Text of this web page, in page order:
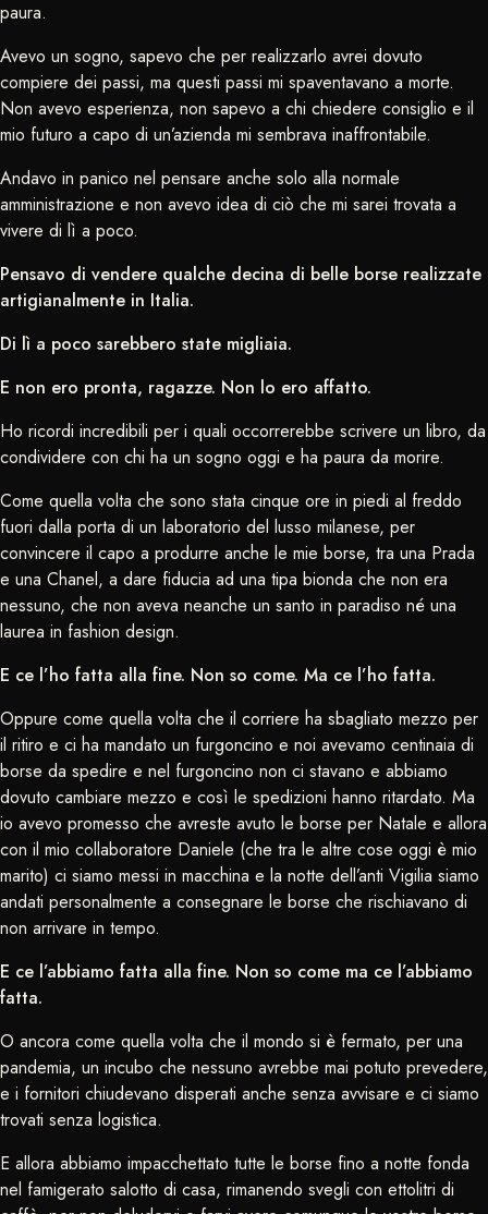
paura.
Avevo un sogno, sapevo che per realizzarlo avrei dovuto
compiere dei passi, ma questi passi mi spaventavano a morte.
Non avevo esperienza, non sapevo a chi chiedere consiglio e il
mio futuro a capo di un’azienda mi sembrava inaffrontabile.
Andavo in panico nel pensare anche solo alla normale
amministrazione e non avevo idea di ciò che mi sarei trovata a
vivere di lì a poco.
Pensavo di vendere qualche decina di belle borse realizzate
artigianalmente in Italia.
Di lì a poco sarebbero state migliaia.
E non ero pronta, ragazze. Non lo ero affatto.
Ho ricordi incredibili per i quali occorrerebbe scrivere un libro, da
condividere con chi ha un sogno oggi e ha paura da morire.
Come quella volta che sono stata cinque ore in piedi al freddo
fuori dalla porta di un laboratorio del lusso milanese, per
convincere il capo a produrre anche le mie borse, tra una Prada
e una Chanel, a dare fiducia ad una tipa bionda che non era
nessuno, che non aveva neanche un santo in paradiso né una
laurea in fashion design.
E ce l’ho fatta alla fine. Non so come. Ma ce l’ho fatta.
Oppure come quella volta che il corriere ha sbagliato mezzo per
il ritiro e ci ha mandato un furgoncino e noi avevamo centinaia di
borse da spedire e nel furgoncino non ci stavano e abbiamo
dovuto cambiare mezzo e così le spedizioni hanno ritardato. Ma
io avevo promesso che avreste avuto le borse per Natale e allora
con il mio collaboratore Daniele (che tra le altre cose oggi è mio
marito) ci siamo messi in macchina e la notte dell’anti Vigilia siamo
andati personalmente a consegnare le borse che rischiavano di
non arrivare in tempo.
E ce l’abbiamo fatta alla fine. Non so come ma ce l’abbiamo
fatta.
O ancora come quella volta che il mondo si è fermato, per una
pandemia, un incubo che nessuno avrebbe mai potuto prevedere,
e i fornitori chiudevano disperati anche senza avvisare e ci siamo
trovati senza logistica.
E allora abbiamo impacchettato tutte le borse fino a notte fonda
nel famigerato salotto di casa, rimanendo svegli con ettolitri di